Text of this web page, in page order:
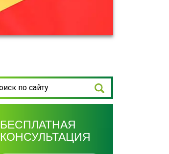
БЕСПЛАТНАЯ
КОНСУЛЬТАЦИЯ